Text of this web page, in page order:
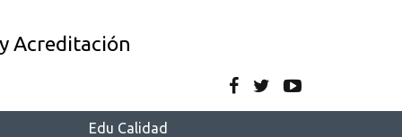
Acreditación
Edu Calidad